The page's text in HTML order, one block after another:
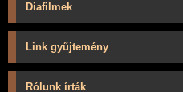
Diafilmek
Link gyűjtemény
Rólunk írták